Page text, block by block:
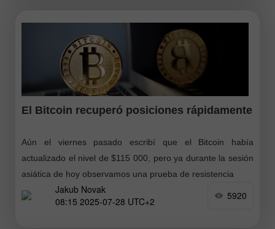
El Bitcoin recuperó posiciones rápidamente
Aún el viernes pasado escribí que el Bitcoin había
actualizado el nivel de $115 000, pero ya durante la sesión
asiática de hoy observamos una prueba de resistencia
Jakub Novak
08:15 2025-07-28 UTC+2
5920